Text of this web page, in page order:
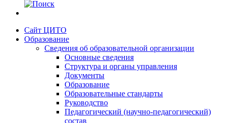
Сайт ЦИТО
Образование
Сведения об образовательной организации
Основные сведения
Структура и органы управления
Документы
Образование
Образовательные стандарты
Руководство
Педагогический (научно-педагогический)
состав